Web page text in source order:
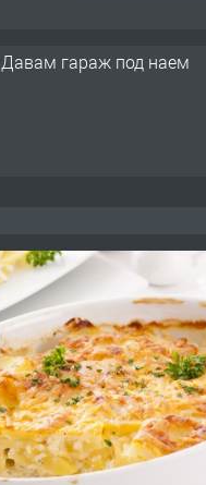
Давам гараж под наем
градската градина!
ПРОСТОРЕН ТРИСТАЕН
АПАРТАМЕНТ В НОВА
КУБА